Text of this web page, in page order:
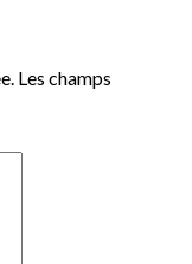
Les champs